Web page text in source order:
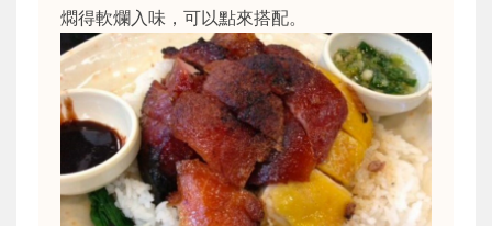
燜得軟爛入味，可以點來搭配。